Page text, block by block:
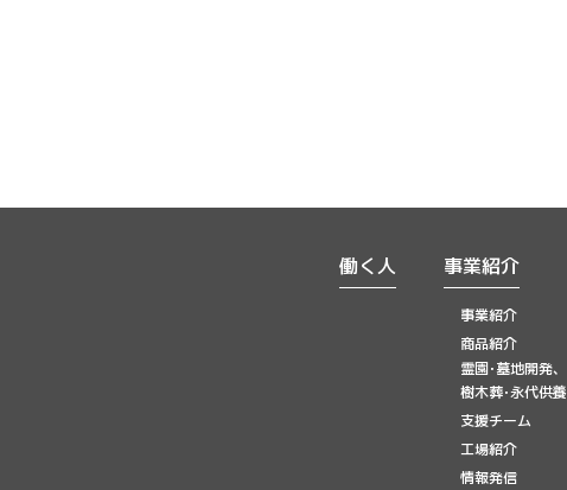
働く人 事業紹介
事業紹介
商品紹介
霊園･墓地開発、
樹木葬･永代供養
支援チーム
工場紹介
情報発信